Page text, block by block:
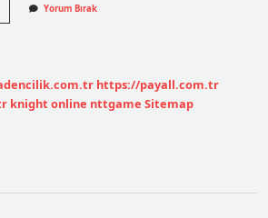
Yorum Bırak
https://payall.com.tr
knight online nttgame Sitemap